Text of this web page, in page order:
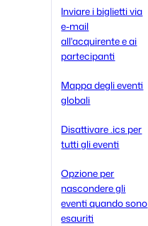
Inviare i biglietti via
e-mail
all'acquirente e ai
partecipanti
Mappa degli eventi
globali
Disattivare .ics per
tutti gli eventi
Opzione per
nascondere gli
eventi quando sono
esauriti